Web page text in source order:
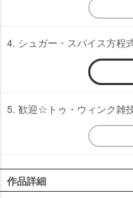
4. シュガー・スパイス方程
5. 歓迎☆トゥ・ウィンク雑
作品詳細